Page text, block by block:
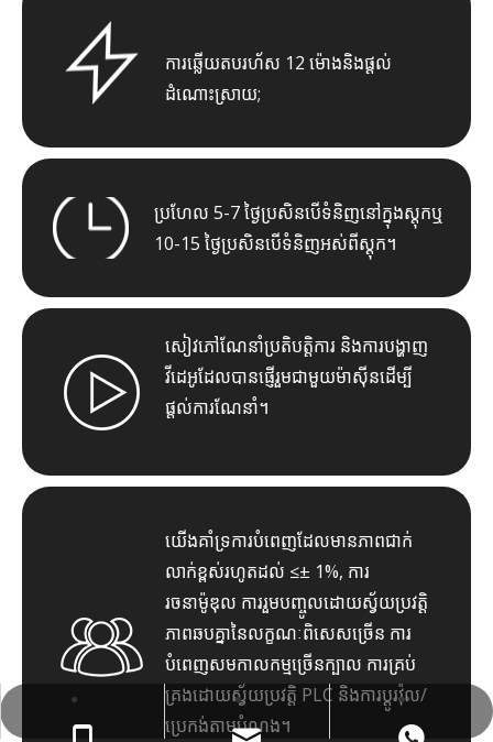
ការឆ្លើយតបរហ័ស 12 ម៉ោងនិងផ្តល់
ដំណោះស្រាយ;
ប្រហែល 5-7 ថ្ងៃប្រសិនបើទំនិញនៅក្នុងស្តុកឬ
10-15 ថ្ងៃប្រសិនបើទំនិញអស់ពីស្តុក។
សៀវភៅណែនាំប្រតិបត្តិការ និងការបង្ហាញ
វីដេអូដែលបានផ្ញើរួមជាមួយម៉ាស៊ីនដើម្បី
ផ្តល់ការណែនាំ។
យើងគាំទ្រការបំពេញដែលមានភាពជាក់
លាក់ខ្ពស់រហូតដល់ ≤± 1%, ការ
រចនាម៉ូឌុល ការរួមបញ្ចូលដោយស្វ័យប្រវត្តិ
ភាពឆបគ្នានៃលក្ខណៈពិសេសច្រើន ការ
បំពេញសមកាលកម្មច្រើនក្បាល ការគ្រប់
គ្រងដោយស្វ័យប្រវត្តិ PLC និងការប្តូរវ៉ុល/
ប្រេកង់តាមបំណង។